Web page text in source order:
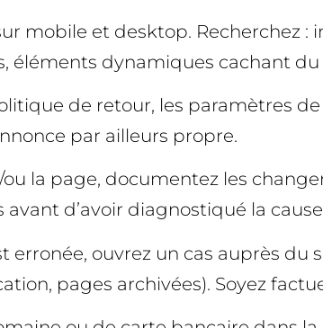
mobile et desktop. Recherchez :
dynamiques cachant du
de retour, les paramètres
par ailleurs propre.
la page, documentez les
avant d’avoir diagnostiqué la
erronée, ouvrez un cas auprès du
pages archivées). Soyez